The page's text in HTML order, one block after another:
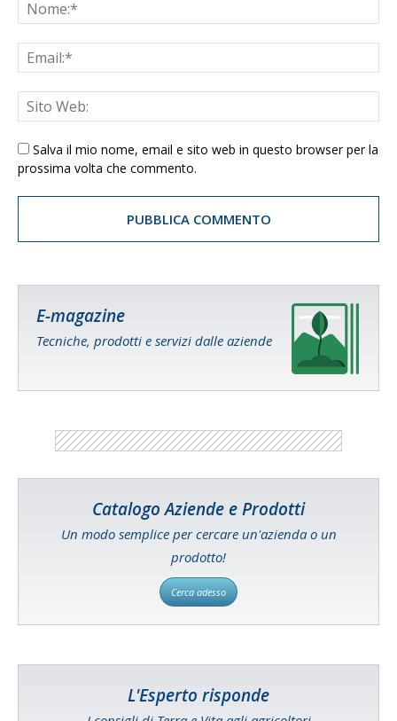
Salva il mio nome, email e sito web in questo browser per la
prossima volta che commento.
E-magazine
Tecniche, prodotti e servizi dalle aziende
Catalogo Aziende e Prodotti
Un modo semplice per cercare un'azienda o un
prodotto!
Cerca adesso
L'Esperto risponde